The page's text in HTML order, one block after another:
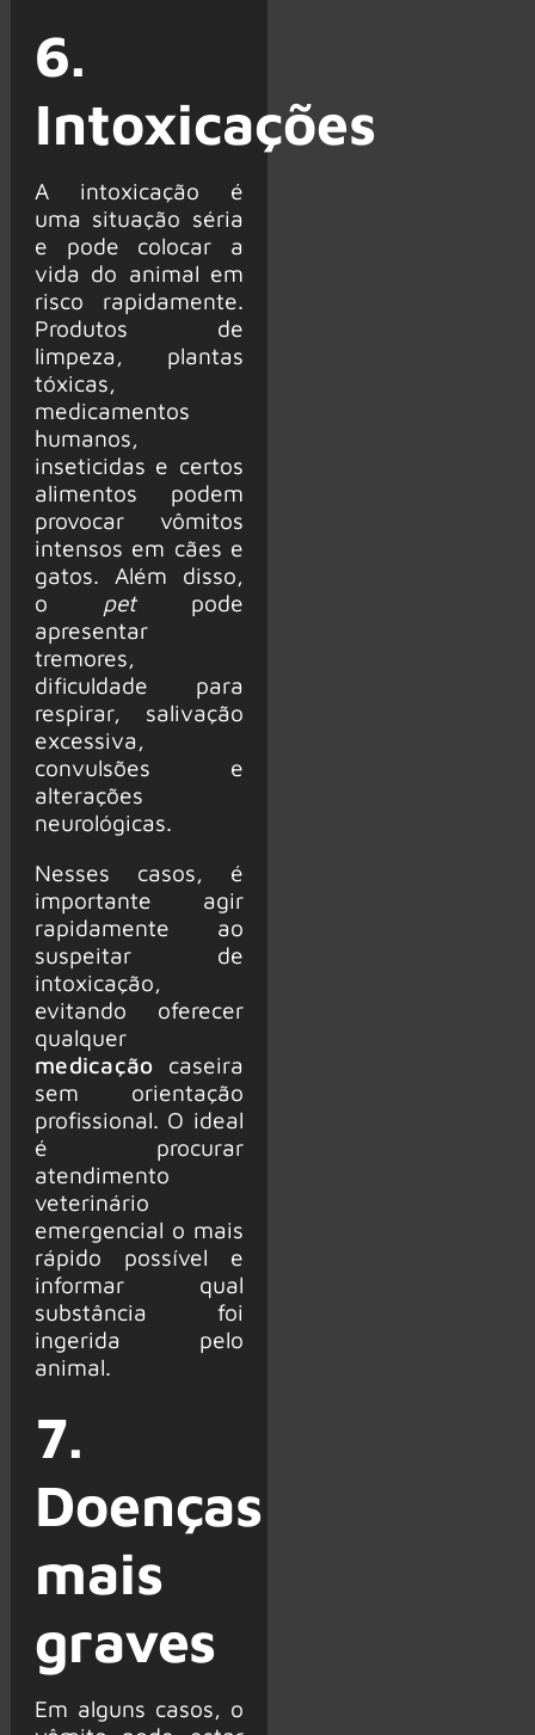
6.
Intoxicações
A intoxicação é
uma situação séria
e pode colocar a
vida do animal em
risco rapidamente.
Produtos de
limpeza, plantas
tóxicas,
medicamentos
humanos,
inseticidas e certos
alimentos podem
provocar vômitos
intensos em cães e
gatos. Além disso,
o petpode
apresentar
tremores,
dificuldade para
respirar, salivação
excessiva,
convulsões e
alterações
neurológicas.
Nesses casos, é
importante agir
rapidamente ao
suspeitar de
intoxicação,
evitando oferecer
qualquer
medicação caseira
sem orientação
profissional. O ideal
é procurar
atendimento
veterinário
emergencial o mais
rápido possível e
informar qual
substância foi
ingerida pelo
animal.
7.
Doenças
mais
graves
Em alguns casos, o